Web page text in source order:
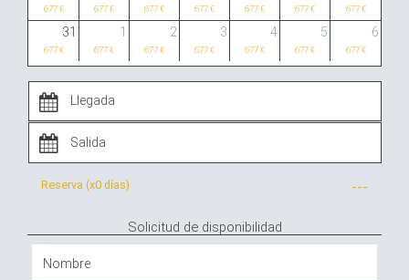
677 € 677 € 677 € 677 € 677 € 677 € 677 €
31 1 2 3 4 5 6
677 € 677 € 677 € 677 € 677 € 677 € 677 €
Reserva (x0 días) ---
Solicitud de disponibilidad